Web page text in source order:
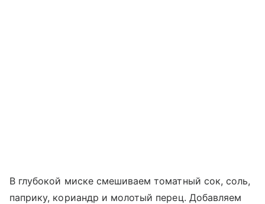
В глубокой миске смешиваем томатный сок, соль,
паприку, кориандр и молотый перец. Добавляем